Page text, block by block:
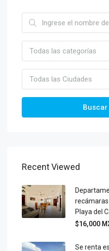
Todas las categorías
Todas las Ciudades
Recent Viewed
Playa del
$16,000
Se renta